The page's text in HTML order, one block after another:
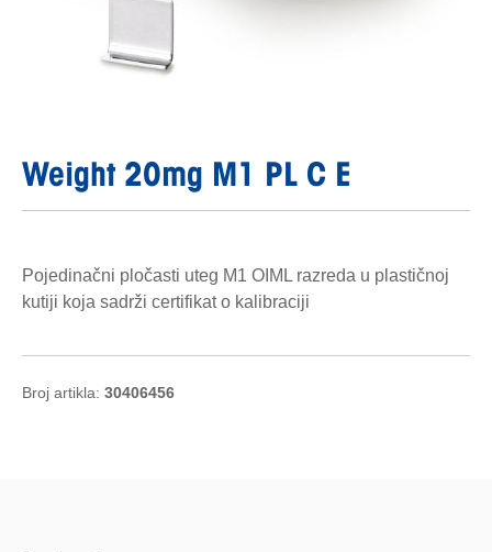
Weight 20mg M1 PL C E
Pojedinačni pločasti uteg M1 OIML razreda u plastičnoj
kutiji koja sadrži certifikat o kalibraciji
Broj artikla: 30406456